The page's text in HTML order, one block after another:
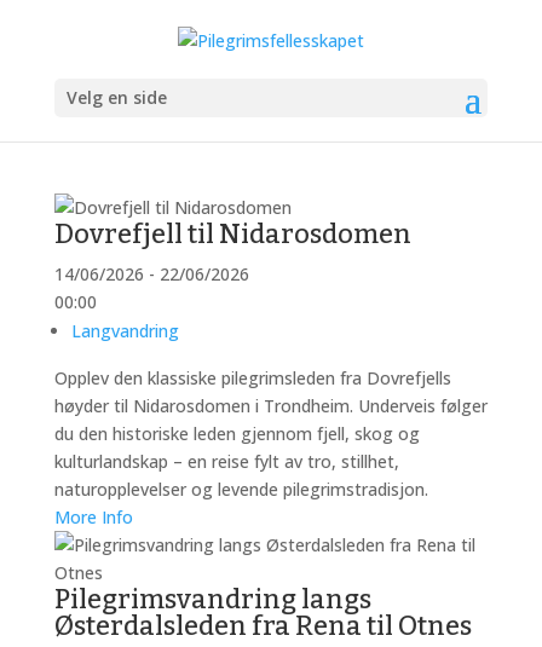
Velg en side
Dovrefjell til Nidarosdomen
14/06/2026 - 22/06/2026
00:00
Langvandring
Opplev den klassiske pilegrimsleden fra Dovrefjells
høyder til Nidarosdomen i Trondheim. Underveis følger
du den historiske leden gjennom fjell, skog og
kulturlandskap – en reise fylt av tro, stillhet,
naturopplevelser og levende pilegrimstradisjon.
More Info
Pilegrimsvandring langs
Østerdalsleden fra Rena til Otnes